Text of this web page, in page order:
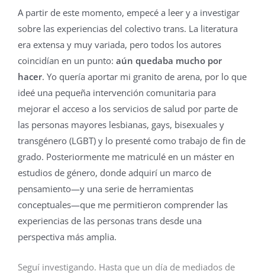
A partir de este momento, empecé a leer y a investigar
sobre las experiencias del colectivo trans. La literatura
era extensa y muy variada, pero todos los autores
coincidían en un punto: aún quedaba mucho por
hacer. Yo quería aportar mi granito de arena, por lo que
ideé una pequeña intervención comunitaria para
mejorar el acceso a los servicios de salud por parte de
las personas mayores lesbianas, gays, bisexuales y
transgénero (LGBT) y lo presenté como trabajo de fin de
grado. Posteriormente me matriculé en un máster en
estudios de género, donde adquirí un marco de
pensamiento—y una serie de herramientas
conceptuales—que me permitieron comprender las
experiencias de las personas trans desde una
perspectiva más amplia.
Seguí investigando. Hasta que un día de mediados de